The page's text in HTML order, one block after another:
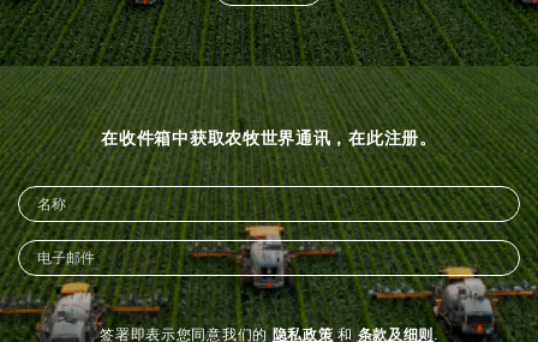
在收件箱中获取农牧世界通讯，在此注册。
签署即表示您同意我们的隐私政策 和条款及细则 .